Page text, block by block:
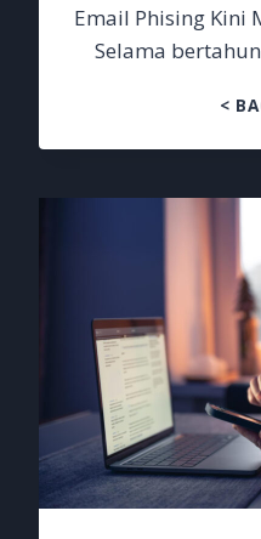
Email Phising Kini
Selama
<